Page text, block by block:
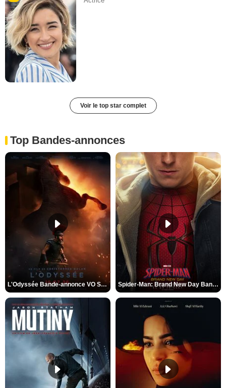
Voir le top star complet
Top Bandes-annonces
L'Odyssée Bande-annonce VO STFR Spider-Man: Brand New Day Bande-annonce VO STFR